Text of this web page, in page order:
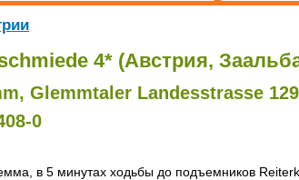
4* (Австрия,
Glemmtaler Landesstrasse 129
0
в 5 минутах ходьбы до подъемников